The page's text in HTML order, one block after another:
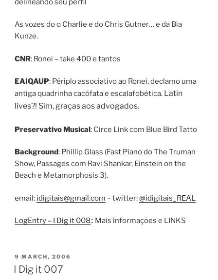
delineando seu perfil
As vozes do o Charlie e do Chris Gutner… e da Bia
Kunze.
CNR: Ronei – take 400 e tantos
EAIQAUP: Périplo associativo ao Ronei, declamo uma
antiga quadrinha cacófata e escalafobética. Latin
lives?! Sim, graças aos advogados.
Preservativo Musical: Circe Link com Blue Bird Tatto
Background: Phillip Glass (Fast Piano do The Truman
Show, Passages com Ravi Shankar, Einstein on the
Beach e Metamorphosis 3).
email: idigitais@gmail.com – twitter:@idigitais_REAL
LogEntry – I Dig it 008:: Mais informações e LINKS
POSTED
ON
9 MARCH, 2006
I Dig it 007